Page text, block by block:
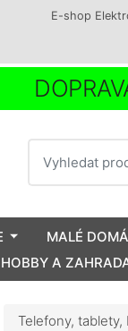
E-shop
MALÉ
HOBBY A
Telefony, tablety,